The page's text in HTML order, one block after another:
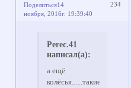
Поделиться 234
14
ноября, 2016г. 19:39:40
Perec.41
написал(а):
а ещё
колёсья......такие